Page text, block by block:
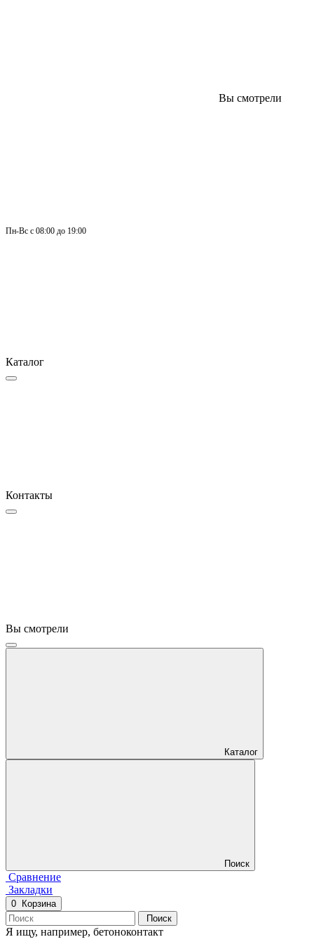
Вы смотрели
Пн-Вс с 08:00 до 19:00
Каталог
Контакты
Вы смотрели
Каталог
Поиск
Сравнение
Закладки
0
Корзина
Поиск
Я ищу, например, бетоноконтакт